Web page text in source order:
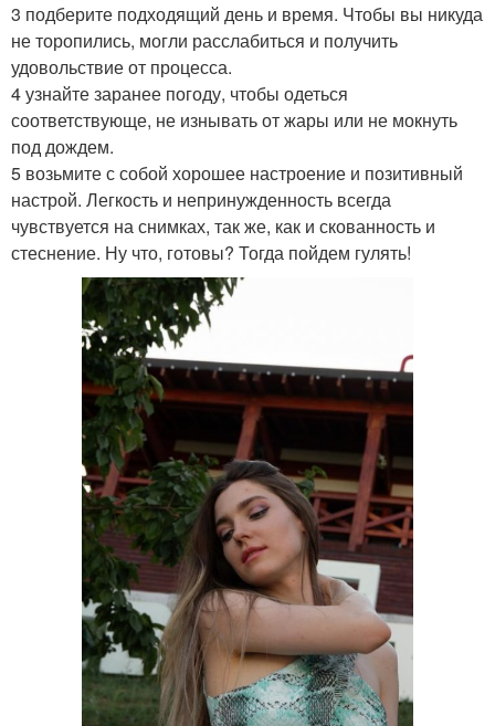
3 подберите подходящий день и время. Чтобы вы никуда
не торопились, могли расслабиться и получить
удовольствие от процесса.
4 узнайте заранее погоду, чтобы одеться
соответствующе, не изнывать от жары или не мокнуть
под дождем.
5 возьмите с собой хорошее настроение и позитивный
настрой. Легкость и непринужденность всегда
чувствуется на снимках, так же, как и скованность и
стеснение. Ну что, готовы? Тогда пойдем гулять!